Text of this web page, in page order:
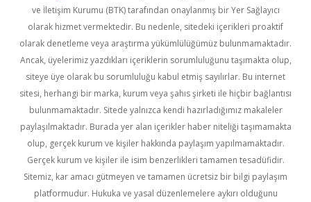
ve İletişim Kurumu (BTK) tarafından onaylanmış bir Yer Sağlayıcı
olarak hizmet vermektedir. Bu nedenle, sitedeki içerikleri proaktif
olarak denetleme veya araştırma yükümlülüğümüz bulunmamaktadır.
Ancak, üyelerimiz yazdıkları içeriklerin sorumluluğunu taşımakta olup,
siteye üye olarak bu sorumluluğu kabul etmiş sayılırlar. Bu internet
sitesi, herhangi bir marka, kurum veya şahıs şirketi ile hiçbir bağlantısı
bulunmamaktadır. Sitede yalnızca kendi hazırladığımız makaleler
paylaşılmaktadır. Burada yer alan içerikler haber niteliği taşımamakta
olup, gerçek kurum ve kişiler hakkında paylaşım yapılmamaktadır.
Gerçek kurum ve kişiler ile isim benzerlikleri tamamen tesadüfidir.
Sitemiz, kar amacı gütmeyen ve tamamen ücretsiz bir bilgi paylaşım
platformudur. Hukuka ve yasal düzenlemelere aykırı olduğunu